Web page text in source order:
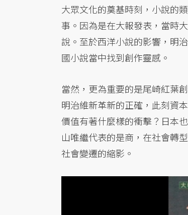
大眾文化的奠基時刻，小說的
事。因為是在大報發表，當時
說。至於西洋小說的影響，明
國小說當中找到創作靈感。
當然，更為重要的是尾崎紅葉
明治維新革新的正確，此刻資
價值有著什麼樣的衝擊？日本
山唯繼代表的是商，在社會轉
社會變遷的縮影。